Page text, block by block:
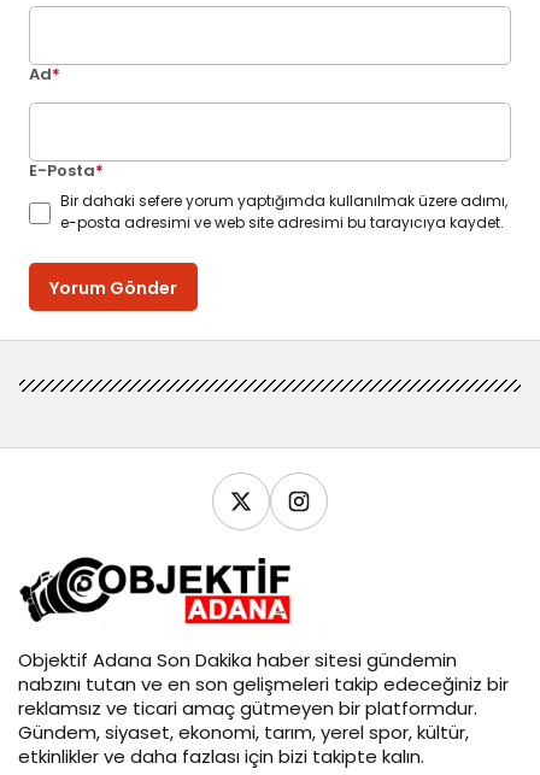
Ad*
E-Posta*
Bir dahaki sefere yorum yaptığımda kullanılmak üzere adımı,
e-posta adresimi ve web site adresimi bu tarayıcıya kaydet.
Yorum Gönder
Objektif Adana Son Dakika haber sitesi gündemin
nabzını tutan ve en son gelişmeleri takip edeceğiniz bir
reklamsız ve ticari amaç gütmeyen bir platformdur.
Gündem, siyaset, ekonomi, tarım, yerel spor, kültür,
etkinlikler ve daha fazlası için bizi takipte kalın.